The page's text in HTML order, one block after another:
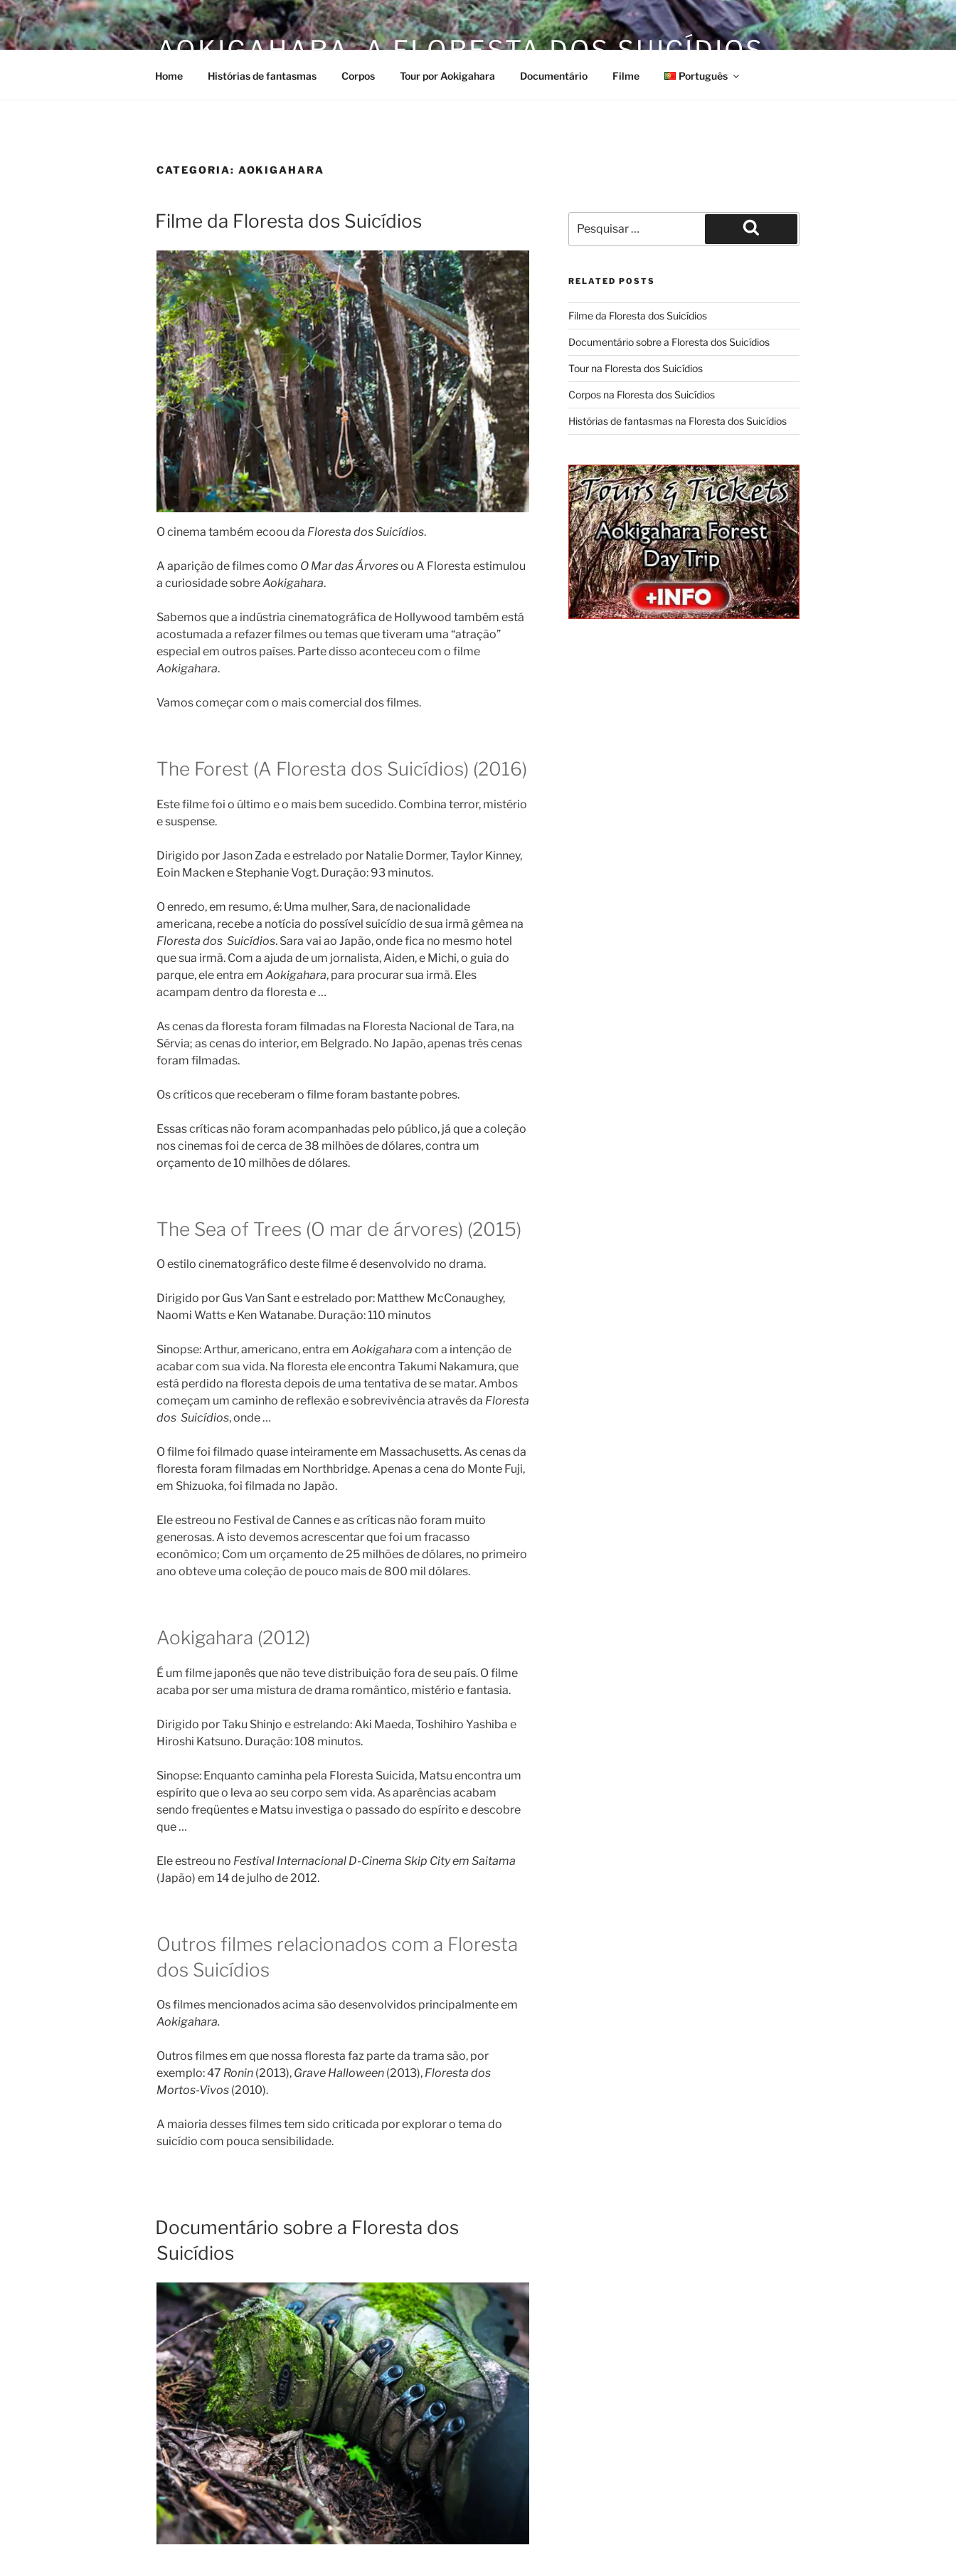
Saltar
para
o
AOKIGAHARA, A FLORESTA DOS SUICÍDIOS
Home Histórias de fantasmas Corpos Tour por Aokigahara Documentário Filme Português
CATEGORIA: AOKIGAHARA
PUBLICADO
EM
Filme da Floresta dos Suicídios
O cinema também ecoou da Floresta dos Suicídios.
A aparição de filmes como O Mar das Árvoresou A Floresta estimulou
a curiosidade sobreAokigahara.
Sabemos que a indústria cinematográfica de Hollywood também está
acostumada a refazer filmes ou temas que tiveram uma “atração”
especial em outros países. Parte disso aconteceu com o filme
Aokigahara.
Vamos começar com o mais comercial dos filmes.
The Forest (A Floresta dos Suicídios) (2016)
Este filme foi o último e o mais bem sucedido. Combina terror, mistério
e suspense.
Dirigido por Jason Zada ​​e estrelado por Natalie Dormer, Taylor Kinney,
Eoin Macken e Stephanie Vogt. Duração: 93 minutos.
O enredo, em resumo, é: Uma mulher, Sara, de nacionalidade
americana, recebe a notícia do possível suicídio de sua irmã gêmea na
Floresta dos Suicídios. Sara vai ao Japão, onde fica no mesmo hotel
que sua irmã. Com a ajuda de um jornalista, Aiden, e Michi, o guia do
parque, ele entra em Aokigahara, para procurar sua irmã. Eles
acampam dentro da floresta e …
As cenas da floresta foram filmadas na Floresta Nacional de Tara, na
Sérvia; as cenas do interior, em Belgrado. No Japão, apenas três cenas
foram filmadas.
Os críticos que receberam o filme foram bastante pobres.
Essas críticas não foram acompanhadas pelo público, já que a coleção
nos cinemas foi de cerca de 38 milhões de dólares, contra um
orçamento de 10 milhões de dólares.
The Sea of Trees (O mar de árvores) (2015)
O estilo cinematográfico deste filme é desenvolvido no drama.
Dirigido por Gus Van Sant e estrelado por: Matthew McConaughey,
Naomi Watts e Ken Watanabe. Duração: 110 minutos
Sinopse: Arthur, americano, entra em Aokigahara com a intenção de
acabar com sua vida. Na floresta ele encontra Takumi Nakamura, que
está perdido na floresta depois de uma tentativa de se matar. Ambos
começam um caminho de reflexão e sobrevivência através da Floresta
dos Suicídios, onde …
O filme foi filmado quase inteiramente em Massachusetts. As cenas da
floresta foram filmadas em Northbridge. Apenas a cena do Monte Fuji,
em Shizuoka, foi filmada no Japão.
Ele estreou no Festival de Cannes e as críticas não foram muito
generosas. A isto devemos acrescentar que foi um fracasso
econômico; Com um orçamento de 25 milhões de dólares, no primeiro
ano obteve uma coleção de pouco mais de 800 mil dólares.
Aokigahara (2012)
É um filme japonês que não teve distribuição fora de seu país. O filme
acaba por ser uma mistura de drama romântico, mistério e fantasia.
Dirigido por Taku Shinjo e estrelando: Aki Maeda, Toshihiro Yashiba e
Hiroshi Katsuno. Duração: 108 minutos.
Sinopse: Enquanto caminha pela Floresta Suicida, Matsu encontra um
espírito que o leva ao seu corpo sem vida. As aparências acabam
sendo freqüentes e Matsu investiga o passado do espírito e descobre
que …
Ele estreou no Festival Internacional D-Cinema Skip City em Saitama
(Japão) em 14 de julho de 2012.
Outros filmes relacionados com a Floresta
dos Suicídios
Os filmes mencionados acima são desenvolvidos principalmente em
Aokigahara.
Outros filmes em que nossa floresta faz parte da trama são, por
exemplo: 47 Ronin (2013), Grave Halloween (2013), Floresta dos
Mortos-Vivos (2010).
A maioria desses filmes tem sido criticada por explorar o tema do
suicídio com pouca sensibilidade.
PUBLICADO
EM
Documentário sobre a Floresta dos
Suicídios
por:
Pesquisar
RELATED POSTS
Filme da Floresta dos Suicídios
Documentário sobre a Floresta dos Suicídios
Tour na Floresta dos Suicídios
Corpos na Floresta dos Suicídios
Histórias de fantasmas na Floresta dos Suicídios